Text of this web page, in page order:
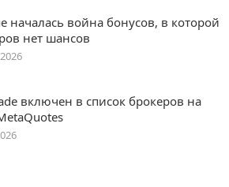
началась война бонусов, в которой
нет шансов
включен в список брокеров на